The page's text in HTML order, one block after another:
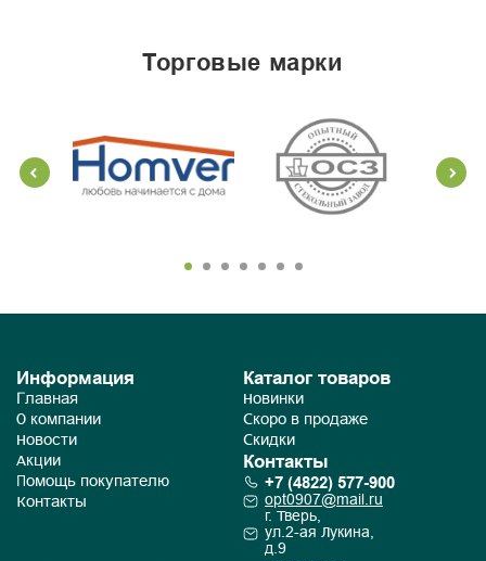
торговые марки
Информация
Главная
О компании
Новости
Акции
Помощь покупателю
Контакты
Каталог товаров
Новинки
Скоро в продаже
Скидки
Контакты
+7 (4822) 577-900
opt0907@mail.ru
г. Тверь,
ул.2-ая Лукина,
д.9